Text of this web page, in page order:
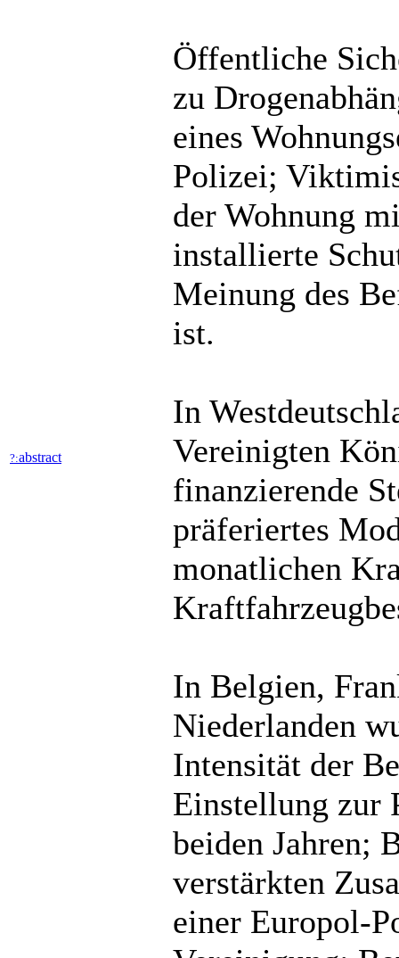
?:abstract
Öffentliche
zu
eines
Polizei;
der Wohnung
installierte
Meinung des
ist.
In
Vereinigten
finanzierende
präferiertes
monatlichen
In Belgien,
Niederlanden
Intensität der
Einstellung zur
beiden Jahren;
verstärkten
einer Europol-